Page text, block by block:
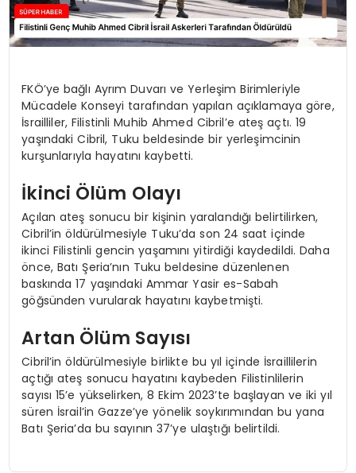
FKÖ’ye bağlı Ayrım Duvarı ve Yerleşim Birimleriyle
Mücadele Konseyi tarafından yapılan açıklamaya göre,
İsrailliler, Filistinli Muhib Ahmed Cibril’e ateş açtı. 19
yaşındaki Cibril, Tuku beldesinde bir yerleşimcinin
kurşunlarıyla hayatını kaybetti.
İkinci Ölüm Olayı
Açılan ateş sonucu bir kişinin yaralandığı belirtilirken,
Cibril’in öldürülmesiyle Tuku’da son 24 saat içinde
ikinci Filistinli gencin yaşamını yitirdiği kaydedildi. Daha
önce, Batı Şeria’nın Tuku beldesine düzenlenen
baskında 17 yaşındaki Ammar Yasir es-Sabah
göğsünden vurularak hayatını kaybetmişti.
Artan Ölüm Sayısı
Cibril’in öldürülmesiyle birlikte bu yıl içinde İsraillilerin
açtığı ateş sonucu hayatını kaybeden Filistinlilerin
sayısı 15’e yükselirken, 8 Ekim 2023’te başlayan ve iki yıl
süren İsrail’in Gazze’ye yönelik soykırımından bu yana
Batı Şeria’da bu sayının 37’ye ulaştığı belirtildi.